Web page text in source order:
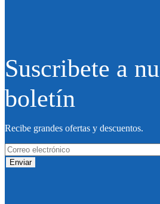
Suscribete a
boletín
Recibe grandes ofertas y descuentos.